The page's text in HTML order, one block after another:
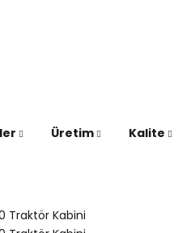
Üretim Kalite